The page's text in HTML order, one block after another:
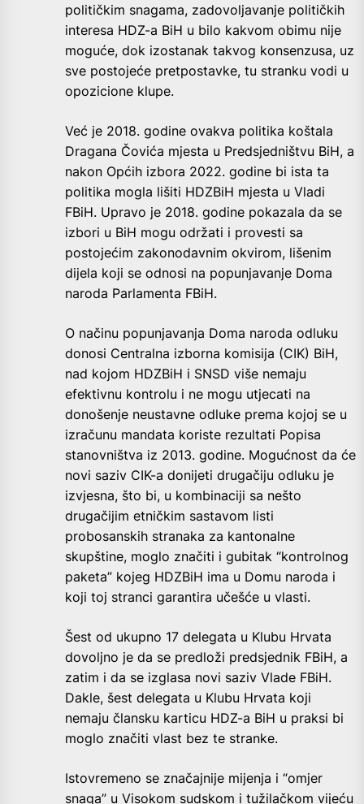
političkim snagama, zadovoljavanje političkih
interesa HDZ-a BiH u bilo kakvom obimu nije
moguće, dok izostanak takvog konsenzusa, uz
sve postojeće pretpostavke, tu stranku vodi u
opozicione klupe.
Već je 2018. godine ovakva politika koštala
Dragana Čovića mjesta u Predsjedništvu BiH, a
nakon Općih izbora 2022. godine bi ista ta
politika mogla lišiti HDZBiH mjesta u Vladi
FBiH. Upravo je 2018. godine pokazala da se
izbori u BiH mogu održati i provesti sa
postojećim zakonodavnim okvirom, lišenim
dijela koji se odnosi na popunjavanje Doma
naroda Parlamenta FBiH.
O načinu popunjavanja Doma naroda odluku
donosi Centralna izborna komisija (CIK) BiH,
nad kojom HDZBiH i SNSD više nemaju
efektivnu kontrolu i ne mogu utjecati na
donošenje neustavne odluke prema kojoj se u
izračunu mandata koriste rezultati Popisa
stanovništva iz 2013. godine. Mogućnost da će
novi saziv CIK-a donijeti drugačiju odluku je
izvjesna, što bi, u kombinaciji sa nešto
drugačijim etničkim sastavom listi
probosanskih stranaka za kantonalne
skupštine, moglo značiti i gubitak “kontrolnog
paketa” kojeg HDZBiH ima u Domu naroda i
koji toj stranci garantira učešće u vlasti.
Šest od ukupno 17 delegata u Klubu Hrvata
dovoljno je da se predloži predsjednik FBiH, a
zatim i da se izglasa novi saziv Vlade FBiH.
Dakle, šest delegata u Klubu Hrvata koji
nemaju člansku karticu HDZ-a BiH u praksi bi
moglo značiti vlast bez te stranke.
Istovremeno se značajnije mijenja i “omjer
snaga” u Visokom sudskom i tužilačkom vijeću